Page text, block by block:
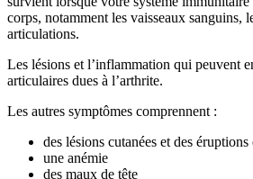
corps, notamment les vaisseaux sanguins,
articulations.
Les lésions et l’inflammation qui peuvent
articulaires dues à l’arthrite.
Les autres symptômes comprennent :
des lésions cutanées et des éruptions
une anémie
des maux de tête